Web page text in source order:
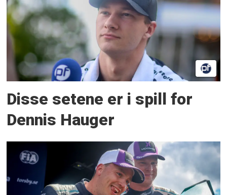
Disse setene er i spill for
Dennis Hauger